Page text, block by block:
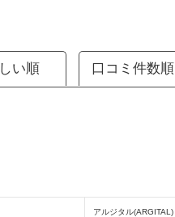
い順 口コミ件数順
アルジタル(ARGITAL)